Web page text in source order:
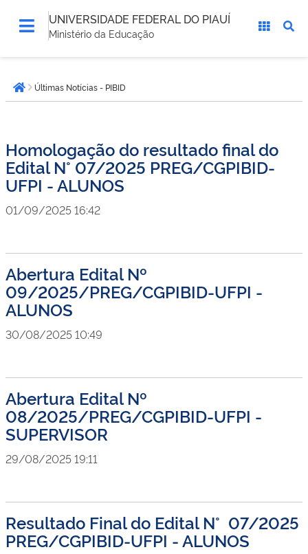
UNIVERSIDADE FEDERAL DO PIAUÍ
Ministério da Educação
está
aqui:Página inicial
Últimas Notícias - PIBID
Homologação do resultado final do
Edital N° 07/2025 PREG/CGPIBID-
UFPI - ALUNOS
01/09/2025 16:42
Abertura Edital Nº
09/2025/PREG/CGPIBID-UFPI -
ALUNOS
30/08/2025 10:49
Abertura Edital Nº
08/2025/PREG/CGPIBID-UFPI -
SUPERVISOR
29/08/2025 19:11
Resultado Final do Edital N° 07/2025
PREG/CGPIBID-UFPI - ALUNOS